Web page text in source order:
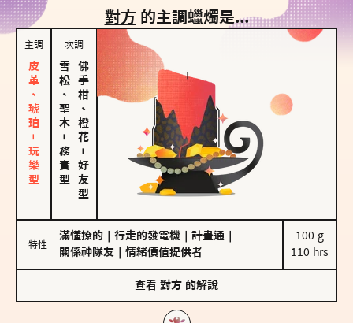
對方 的主調蠟燭是...
主調
皮革、琥珀－玩樂型
次調
雪松、聖木
－
務實型
佛手柑、橙花
－
好友型
特性
滿懂撩的 行走的發電機 計畫通
關係神隊友
情緒價值提供者
100 g
110 hrs
查看 對方 的解說